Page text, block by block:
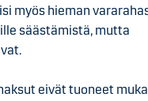
myös hieman
säästämistä, mutta
eivät tuoneet